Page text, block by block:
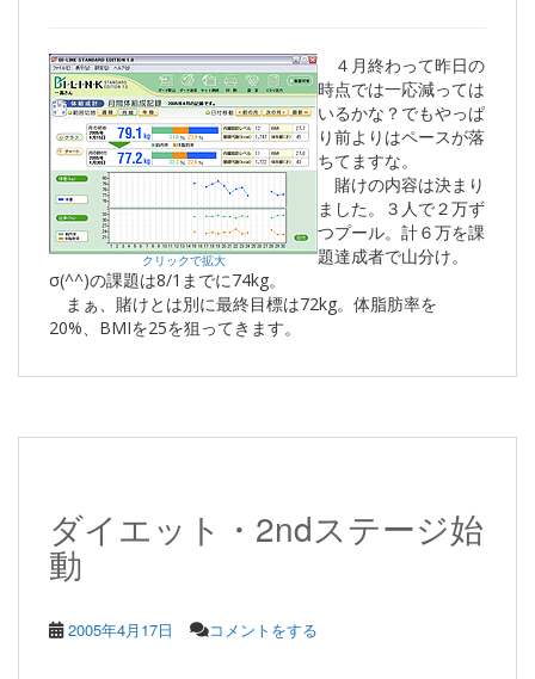
クリックで拡大
４月終わって昨日の
時点では一応減っては
いるかな？でもやっぱ
り前よりはペースが落
ちてますな。
賭けの内容は決まり
ました。３人で２万ず
つプール。計６万を課
題達成者で山分け。
σ(^^)の課題は8/1までに74kg。
まぁ、賭けとは別に最終目標は72kg。体脂肪率を
20%、BMIを25を狙ってきます。
ダイエット・2ndステージ始
動
2005年4月17日 コメントをする